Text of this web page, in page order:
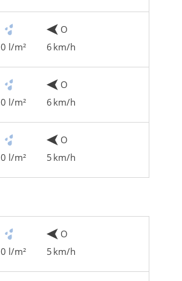
0 l/m²
O
6 km/h
0 l/m²
O
6 km/h
0 l/m²
O
5 km/h
0 l/m²
O
5 km/h